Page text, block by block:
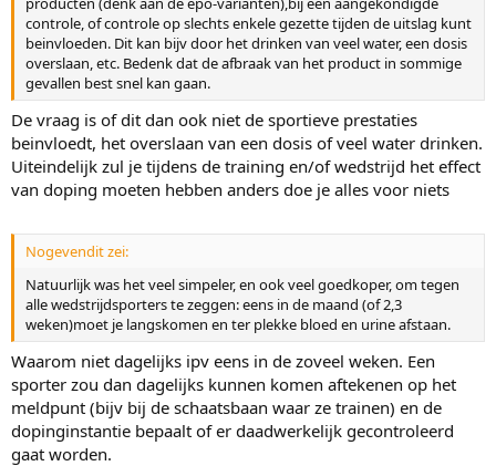
controle, of controle op slechts enkele gezette tijden de uitslag kunt
beinvloeden. Dit kan bijv door het drinken van veel water, een dosis
overslaan, etc. Bedenk dat de afbraak van het product in sommige
gevallen best snel kan gaan.
De vraag is of dit dan ook niet de sportieve prestaties
beinvloedt, het overslaan van een dosis of veel water drinken.
Uiteindelijk zul je tijdens de training en/of wedstrijd het effect
van doping moeten hebben anders doe je alles voor niets
Nogevendit zei:
Natuurlijk was het veel simpeler, en ook veel goedkoper, om tegen
alle wedstrijdsporters te zeggen: eens in de maand (of 2,3
weken)moet je langskomen en ter plekke bloed en urine afstaan.
Waarom niet dagelijks ipv eens in de zoveel weken. Een
sporter zou dan dagelijks kunnen komen aftekenen op het
meldpunt (bijv bij de schaatsbaan waar ze trainen) en de
dopinginstantie bepaalt of er daadwerkelijk gecontroleerd
gaat worden.